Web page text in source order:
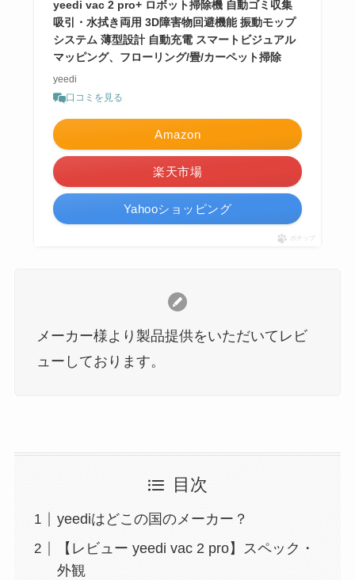
yeedi vac 2 pro+ ロボット掃除機 自動ゴミ収集
吸引・水拭き両用 3D障害物回避機能 振動モップ
システム 薄型設計 自動充電 スマートビジュアル
マッピング、フローリング/畳/カーペット掃除
yeedi
口コミを見る
Amazon
楽天市場
Yahooショッピング
ポチップ
メーカー様より製品提供をいただいてレビ
ューしております。
目次
yeediはどこの国のメーカー？
【レビュー yeedi vac 2 pro】スペック・
外観